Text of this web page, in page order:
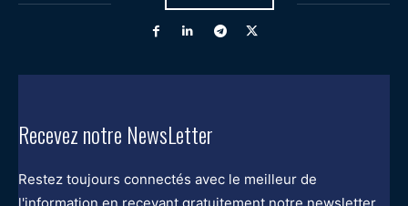
Recevez notre NewsLetter
Restez toujours connectés avec le meilleur de